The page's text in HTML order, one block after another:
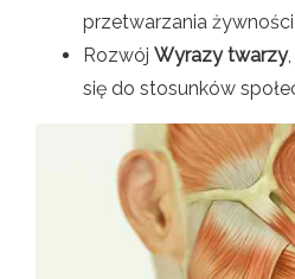
przetwarzania
Rozwój Wyrazy twarzy
się do stosunków